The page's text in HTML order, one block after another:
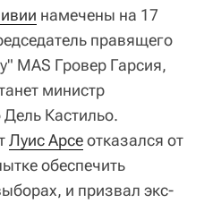
намечены на 17
правящего
MAS Гровер Гарсия,
министр
Дель Кастильо.
Луис Арсеотказался от
обеспечить
и призвал экс-